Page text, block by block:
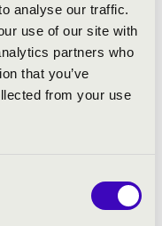
analyse our traffic.
use of our site with
partners who
that you’ve
from your use
Mendelssohn
Szolnoki
Filharmónikus
Regia Szimfonikus
Barokk Zenekarral
olyan művészekkel
Németh Pál és